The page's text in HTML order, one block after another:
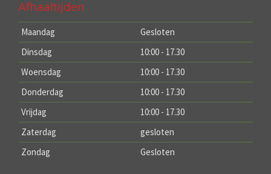
Afhaaltijden
Maandag
Gesloten
Dinsdag
10:00 - 17.30
Woensdag
10:00 - 17.30
Donderdag
10:00 - 17.30
Vrijdag
10:00 - 17.30
Zaterdag
gesloten
Zondag
Gesloten